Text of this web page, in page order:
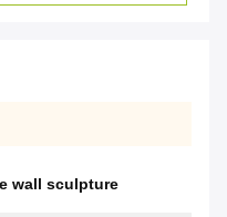
wall sculpture